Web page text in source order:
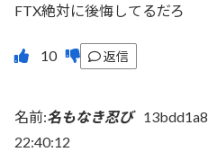
FTX絶対に後悔してるだろ
返信
名前:名もなき忍び
22:40:12